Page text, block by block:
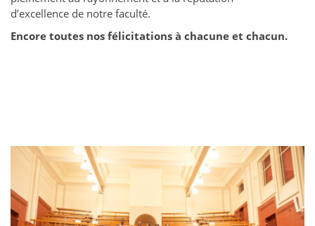
d’excellence de notre faculté.
Encore toutes nos félicitations à chacune et chacun.